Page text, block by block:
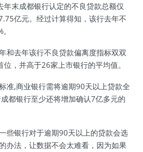
末成都银行认定的不良贷款总额仅
亿元。经过计算得知，该行去年不
和去年该行不良贷款偏离度指标双双
，并高于26家上市银行的平均值。
准,商业银行需将逾期90天以上贷款全
都银行至少还将增加确认7亿多元的
些银行对于逾期90天以上的贷款会选
办法，让数据不会太难看，因为如果